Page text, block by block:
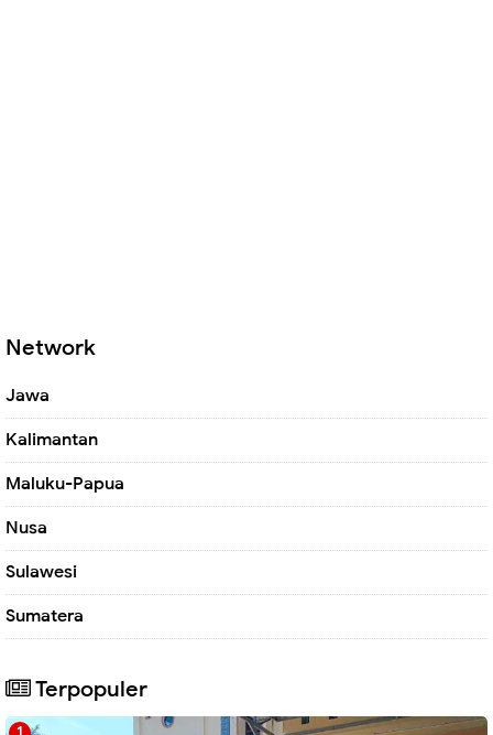
Network
Jawa
Kalimantan
Maluku-Papua
Nusa
Sulawesi
Sumatera
Terpopuler